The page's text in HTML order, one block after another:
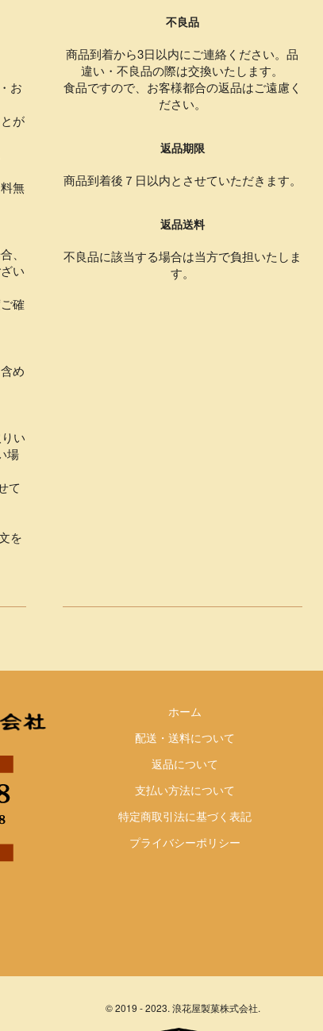
お
が
無
、
い
確
め
い
場
て
を
不良品
商品到着から3日以内にご連絡ください。品
違い・不良品の際は交換いたします。
食品ですので、お客様都合の返品はご遠慮く
ださい。
返品期限
商品到着後７日以内とさせていただきます。
返品送料
不良品に該当する場合は当方で負担いたしま
す。
ホーム
配送・送料について
返品について
支払い方法について
特定商取引法に基づく表記
プライバシーポリシー
© 2019 - 2023. 浪花屋製菓株式会社.